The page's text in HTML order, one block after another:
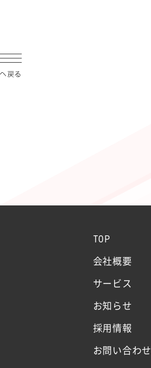
TOP
会社概要
サービス
お知らせ
採用情報
お問い合わせ